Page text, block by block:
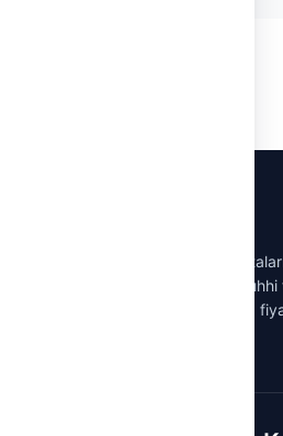
geçmiş tesisat
elektrik, klima, doğalgaz ve sıhhi
müşteri yorumlarını okuyup